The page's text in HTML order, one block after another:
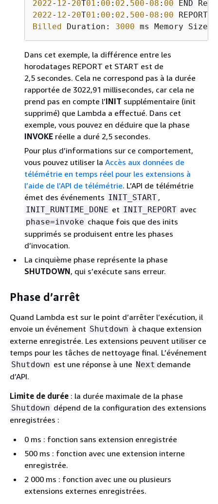
2022- 12- 20T01 : 00 : 02 . 500- 08 : 00
2022- 12- 20T01 : 00 : 02 . 500- 08 : 00
Billed Duration: 3000 ms Memory Size:
Dans cet exemple, la différence entre les
horodatages REPORT et START est de
2,5 secondes. Cela ne correspond pas à la durée
rapportée de 3022,91 millisecondes, car cela ne
prend pas en compte l’INIT supplémentaire (init
supprimé) que Lambda a effectué. Dans cet
exemple, vous pouvez en déduire que la phase
INVOKE réelle a duré 2,5 secondes.
Pour plus d’informations sur ce comportement,
vous pouvez utiliser la Accès aux données de
télémétrie en temps réel pour les extensions à
l’aide de l’API de télémétrie. L’API de télémétrie
émet des événements INIT_START ,
INIT_RUNTIME_DONE et INIT_REPORT avec
phase=invoke chaque fois que des inits
supprimés se produisent entre les phases
d’invocation.
La cinquième phase représente la phase
SHUTDOWN, qui s’exécute sans erreur.
Phase d’arrêt
Quand Lambda est sur le point d’arrêter l’exécution, il
envoie un événement Shutdown à chaque extension
externe enregistrée. Les extensions peuvent utiliser ce
temps pour les tâches de nettoyage final. L’événement
Shutdown est une réponse à une Next demande
d’API.
Limite de durée : la durée maximale de la phase
Shutdown dépend de la configuration des extensions
enregistrées :
0 ms : fonction sans extension enregistrée
500 ms : fonction avec une extension interne
enregistrée.
2 000 ms : fonction avec une ou plusieurs
extensions externes enregistrées.